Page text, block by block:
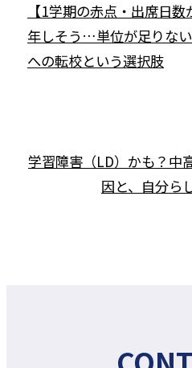
【1学期の赤点・出席日
年しそう…単位が足りな
への転校という選択肢
学習障害（LD）かも？中
因と、自分ら